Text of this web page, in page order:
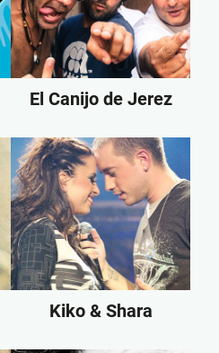
El Canijo de Jerez
Kiko & Shara